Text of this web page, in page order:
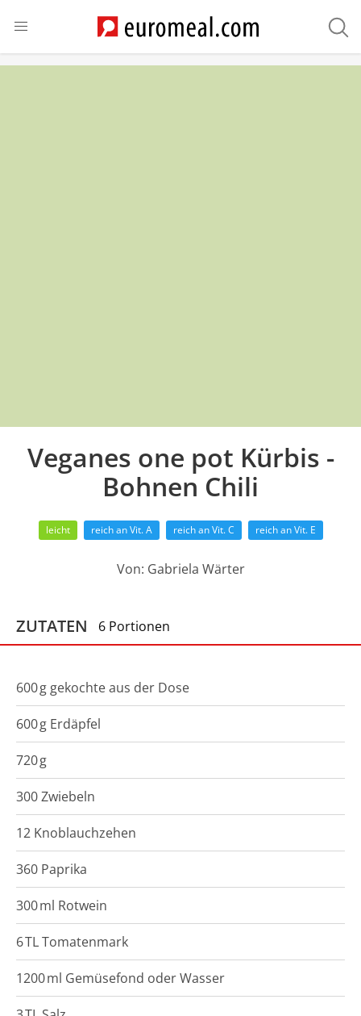
Veganes one pot Kürbis -
Bohnen Chili
leicht reich an Vit. A reich an Vit. C reich an Vit. E
Von: Gabriela Wärter
ZUTATEN 6 Portionen
600g gekochte aus der Dose
600g Erdäpfel
720g
300 Zwiebeln
12 Knoblauchzehen
360 Paprika
300ml Rotwein
6TLTomatenmark
1200ml Gemüsefond oder Wasser